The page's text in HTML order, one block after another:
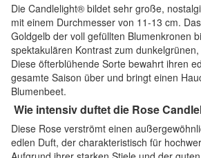
Die Candlelight® bildet sehr große,
mit einem Durchmesser von 11-13 cm.
Goldgelb der voll gefüllten Blumenkronen
spektakulären Kontrast zum
Diese öfterblühende Sorte bewahrt ihren
gesamte Saison über und bringt einen
Blumenbeet.
Wie intensiv duftet die Rose
Diese Rose verströmt einen
edlen Duft, der charakteristisch für